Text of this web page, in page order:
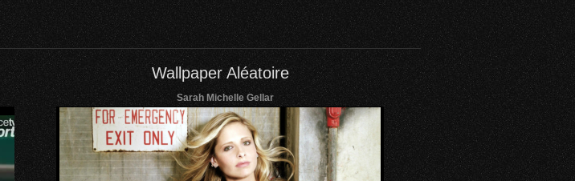
Wallpaper Aléatoire
Sarah Michelle Gellar